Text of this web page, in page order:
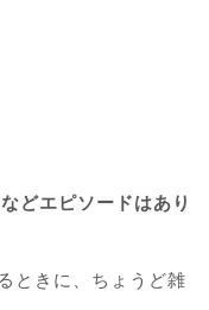
どエピソードはあり
ときに、ちょうど雑